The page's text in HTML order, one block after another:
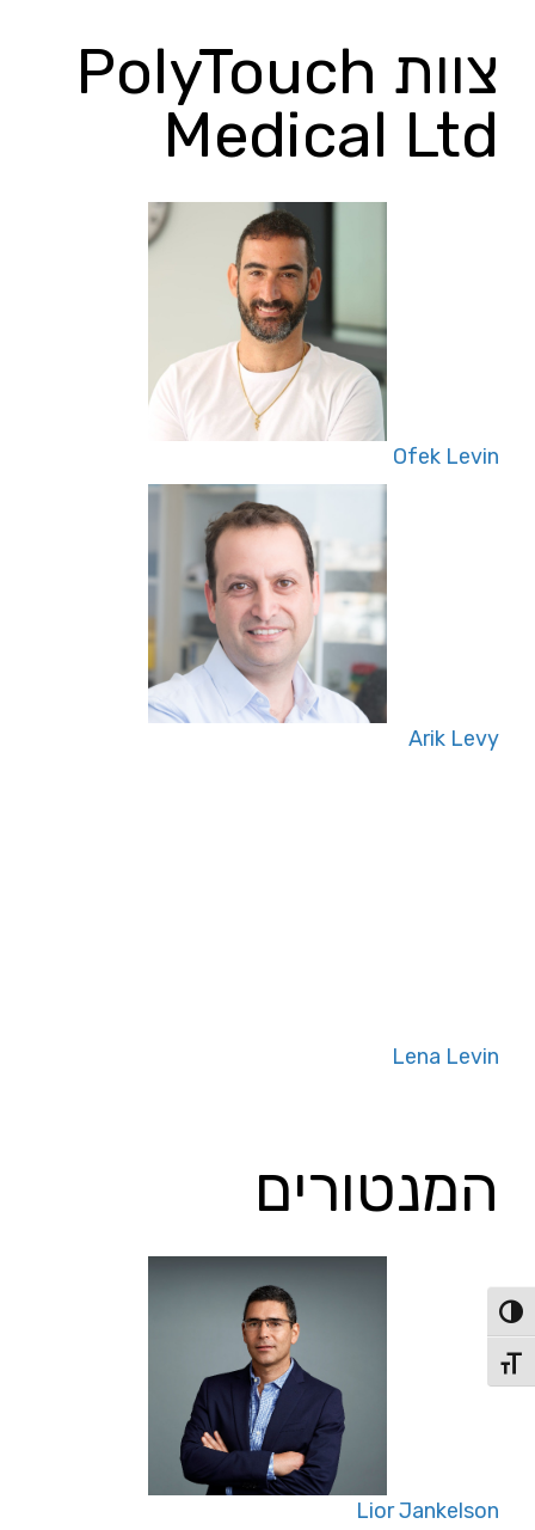
הפעל/כבה ניגודיות גבוהה
מתג גודל גופן
צוות PolyTouch
Medical Ltd
Ofek Levin
Arik Levy
Lena Levin
המנטורים
Lior Jankelson